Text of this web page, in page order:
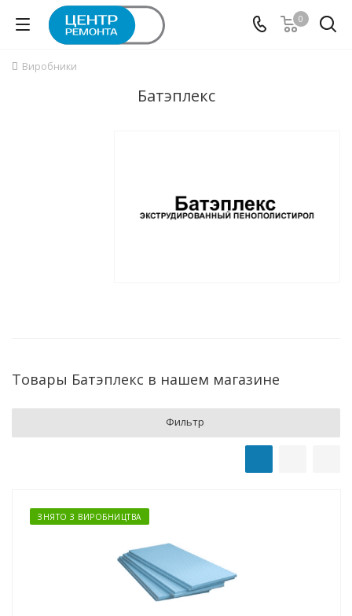
0
Виробники
Батэплекс
Товары Батэплекс в нашем магазине
Фильтр
ЗНЯТО З ВИРОБНИЦТВА